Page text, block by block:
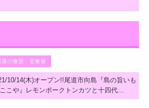
道の食堂・定食屋
10/14(木)オープン!!尾道市向島『島の旨いも
こや』レモンポークトンカツと十四代…